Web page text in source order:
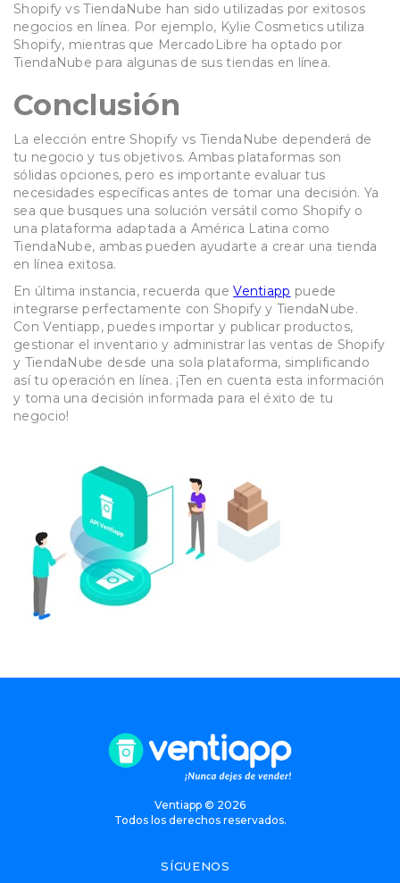
Shopify vs TiendaNube han sido utilizadas por exitosos
negocios en línea. Por ejemplo, Kylie Cosmetics utiliza
Shopify, mientras que MercadoLibre ha optado por
TiendaNube para algunas de sus tiendas en línea.
Conclusión
La elección entre Shopify vs TiendaNube dependerá de
tu negocio y tus objetivos. Ambas plataformas son
sólidas opciones, pero es importante evaluar tus
necesidades específicas antes de tomar una decisión. Ya
sea que busques una solución versátil como Shopify o
una plataforma adaptada a América Latina como
TiendaNube, ambas pueden ayudarte a crear una tienda
en línea exitosa.
En última instancia, recuerda queVentiapp puede
integrarse perfectamente con Shopify y TiendaNube.
Con Ventiapp, puedes importar y publicar productos,
gestionar el inventario y administrar las ventas de Shopify
y TiendaNube desde una sola plataforma, simplificando
así tu operación en línea. ¡Ten en cuenta esta información
y toma una decisión informada para el éxito de tu
negocio!
Ventiapp © 2026
Todos los derechos reservados.
SÍGUENOS